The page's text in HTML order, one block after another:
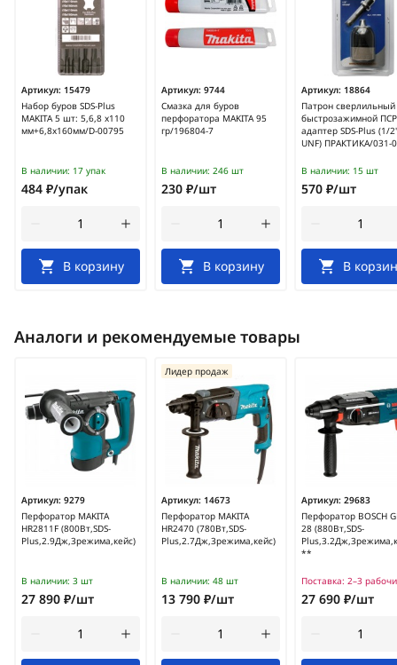
Артикул: 15479
Набор буров SDS-Plus
MAKITA 5 шт: 5,6,8 х110
мм+6,8х160мм/D-00795
В наличии: 17 упак
484 ₽/упак
В корзину
Артикул: 9744
Смазка для буров
перфоратора MAKITA 95
гр/196804-7
В наличии: 246 шт
230 ₽/шт
В корзину
Артикул: 18864
Патрон сверлильный
быстрозажимной
адаптер SDS-Plus (1/
UNF) ПРАКТИКА/031-
В наличии: 15 шт
570 ₽/шт
В
Аналоги и рекомендуемые товары
Артикул: 9279
Перфоратор MAKITA
HR2811F (800Вт,SDS-
Plus,2.9Дж,3режима,кейс)
В наличии: 3 шт
27 890 ₽/шт
Артикул: 14673
Перфоратор MAKITA
HR2470 (780Вт,SDS-
Plus,2.7Дж,3режима,кейс)
Лидер продаж
В наличии: 48 шт
13 790 ₽/шт
Артикул: 29683
Перфоратор BOSCH
28 (880Вт,SDS-
**
Поставка: 2–3
27 690 ₽/шт